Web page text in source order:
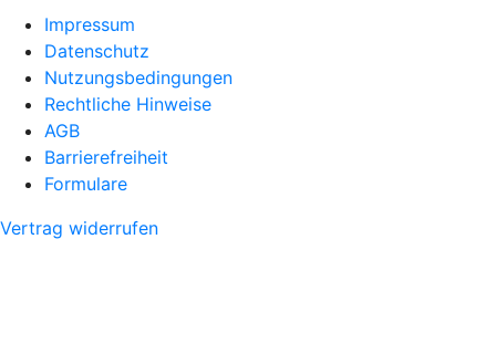
Impressum
Datenschutz
Nutzungsbedingungen
Rechtliche Hinweise
AGB
Barrierefreiheit
Formulare
Vertrag widerrufen